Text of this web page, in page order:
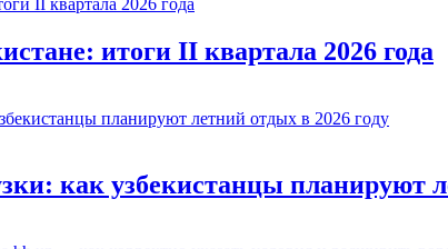
итоги II квартала 2026 года
как узбекистанцы планируют